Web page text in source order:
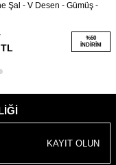
Şal - V Desen - Gümüş -
%50
İNDIRIM
KAYIT OLUN